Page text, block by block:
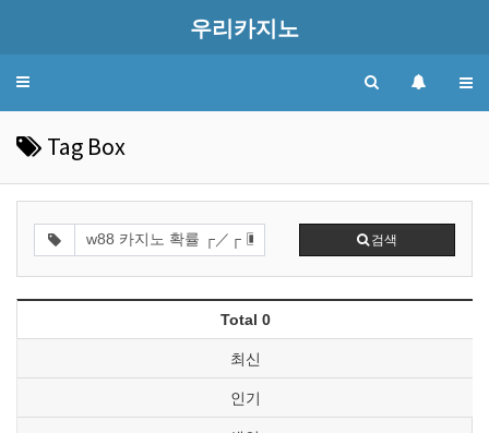
우리카지노
Toggle
Tag Box
검색
Total 0
최신
인기